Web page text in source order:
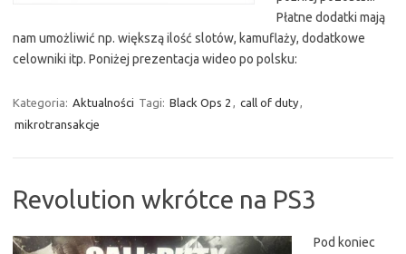
Płatne dodatki mają
nam umożliwić np. większą ilość slotów, kamuflaży, dodatkowe
celowniki itp. Poniżej prezentacja wideo po polsku:
Kategoria: Aktualności Tagi: Black Ops 2 call of duty
mikrotransakcje
Revolution wkrótce na PS3
Pod koniec